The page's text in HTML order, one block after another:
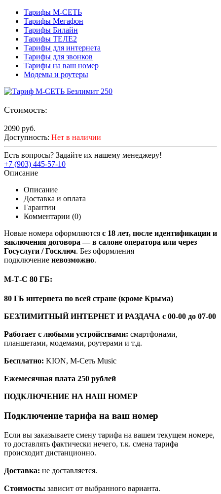
Тарифы М-СЕТЬ
Тарифы Мегафон
Тарифы Билайн
Тарифы ТЕЛЕ2
Тарифы для интернета
Тарифы для звонков
Тарифы на ваш номер
Модемы и роутеры
Стоимость:
2090 руб.
Доступность: Нет в наличии
Есть вопросы? Задайте их нашему менеджеру!
+7 (903) 445-57-10
Описание
Описание
Доставка и оплата
Гарантии
Комментарии (0)
Новые номера оформляются с 18 лет, после идентификации и
заключения договора — в салоне оператора или через
Госуслуги / Госключ. Без оформления
подключение невозможно.
М-Т-С 80 ГБ:
80 ГБ интернета по всей стране (кроме Крыма)
БЕЗЛИМИТНЫЙ ИНТЕРНЕТ И РАЗДАЧА с 00-00 до 07-00
Работает с любыми устройствами: смартфонами,
планшетами, модемами, роутерами и т.д.
Бесплатно: KION, М-Сеть Music
Ежемесячная плата 250 рублей
ПОДКЛЮЧЕНИЕ НА НАШ НОМЕР
Подключение тарифа на ваш номер
Если вы заказываете смену тарифа на вашем текущем номере,
то доставлять фактически нечего, т.к. смена тарифа
происходит дистанционно.
Доставка: не доставляется.
Стоимость: зависит от выбранного варианта.